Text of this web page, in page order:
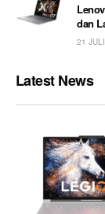
dan
21
Latest News